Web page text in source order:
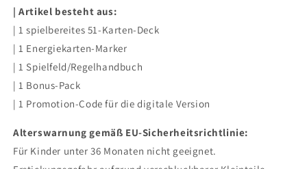
| Artikel besteht aus:
| 1 spielbereites 51-Karten-Deck
| 1 Energiekarten-Marker
| 1 Spielfeld/Regelhandbuch
| 1 Bonus-Pack
| 1 Promotion-Code für die digitale Version
Alterswarnung gemäß EU-Sicherheitsrichtlinie:
Für Kinder unter 36 Monaten nicht geeignet.